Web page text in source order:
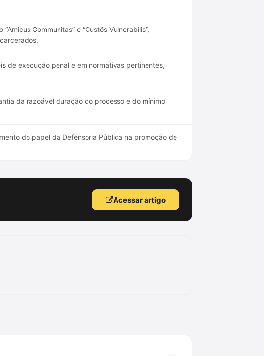
Communitas” e “Custös Vulnerabilis”,
de execução penal e em normativas pertinentes,
da razoável duração do processo e do mínimo
do papel da Defensoria Pública na promoção de
Acessar artigo